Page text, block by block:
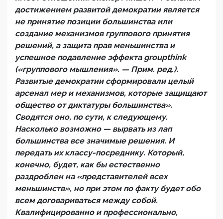
достижением развитой демократии является
не принятие позиции большинства или
создание механизмов группового принятия
решений, а защита прав меньшинства и
успешное подавление эффекта groupthink
(«группового мышления». — Прим. ред.).
Развитые демократии сформировали целый
арсенал мер и механизмов, которые защищают
общество от диктатуры большинства».
Сводятся оно, по сути, к следующему.
Насколько возможно — вырвать из лап
большинства все значимые решения. И
передать их классу-посреднику. Который,
конечно, будет, как бы естественно
раздроблен на «представителей всех
меньшинств», но при этом по факту будет обо
всем договариваться между собой.
Квалифицированно и профессионально,